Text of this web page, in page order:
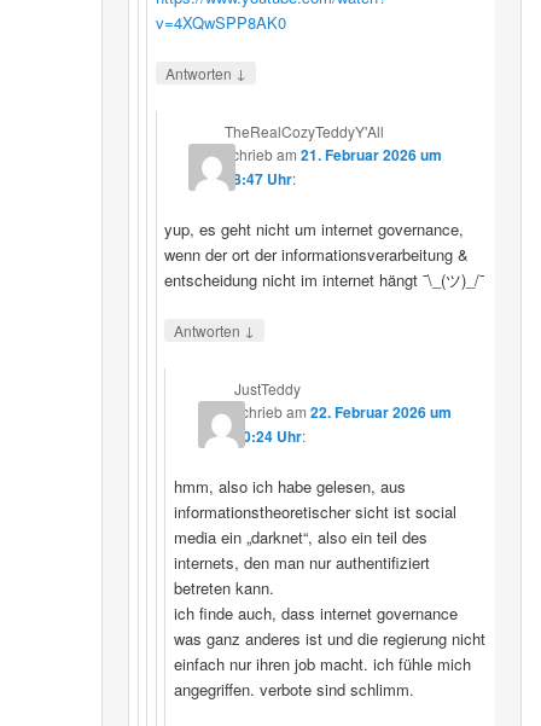
v=4XQwSPP8AK0
Antworten ↓
TheRealCozyTeddyY'All
schriebam21. Februar 2026 um
18:47 Uhr:
yup, es geht nicht um internet governance,
wenn der ort der informationsverarbeitung &
entscheidung nicht im internet hängt ¯\_(ツ)_/¯
Antworten ↓
JustTeddy
schriebam 22. Februar 2026 um
20:24 Uhr:
hmm, also ich habe gelesen, aus
informationstheoretischer sicht ist social
media ein „darknet“, also ein teil des
internets, den man nur authentifiziert
betreten kann.
ich finde auch, dass internet governance
was ganz anderes ist und die regierung nicht
einfach nur ihren job macht. ich fühle mich
angegriffen. verbote sind schlimm.